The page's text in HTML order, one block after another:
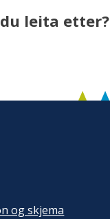
leita etter?
og skjema